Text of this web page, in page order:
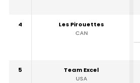
4
Les Pirouettes
CAN
5
Team Excel
USA